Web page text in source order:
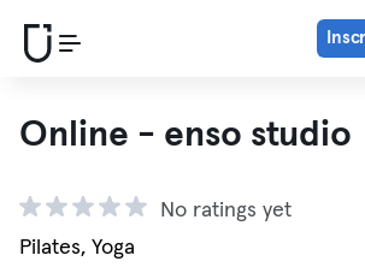
Online - enso studio
No ratings yet
Pilates, Yoga